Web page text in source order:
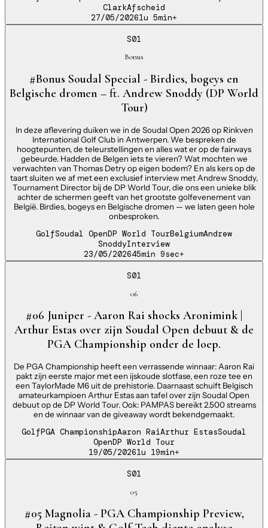
ClarkAfscheid
27/05/20261u 5min+
S01
Bonus
#Bonus Soudal Special - Birdies, bogeys en
Belgische dromen – ft. Andrew Snoddy (DP World
Tour)
In deze aflevering duiken we in de Soudal Open 2026 op Rinkven
International Golf Club in Antwerpen. We bespreken de
hoogtepunten, de teleurstellingen en alles wat er op de fairways
gebeurde. Hadden de Belgen iets te vieren? Wat mochten we
verwachten van Thomas Detry op eigen bodem? En als kers op de
taart sluiten we af met een exclusief interview met Andrew Snoddy,
Tournament Director bij de DP World Tour, die ons een unieke blik
achter de schermen geeft van het grootste golfevenement van
België. Birdies, bogeys en Belgische dromen — we laten geen hole
onbesproken.
GolfSoudal OpenDP World TourBelgiumAndrew
SnoddyInterview
23/05/202645min 9sec+
S01
06
#06 Juniper - Aaron Rai shocks Aronimink |
Arthur Estas over zijn Soudal Open debuut & de
PGA Championship onder de loep.
De PGA Championship heeft een verrassende winnaar: Aaron Rai
pakt zijn eerste major met een ijskoude slotfase, een roze tee en
een TaylorMade M6 uit de prehistorie. Daarnaast schuift Belgisch
amateurkampioen Arthur Estas aan tafel over zijn Soudal Open
debuut op de DP World Tour. Ook: PAMPAS bereikt 2.500 streams
en de winnaar van de giveaway wordt bekendgemaakt.
GolfPGA ChampionshipAaron RaiArthur EstasSoudal
OpenDP World Tour
19/05/20261u 19min+
S01
05
#05 Magnolia - PGA Championship Preview,